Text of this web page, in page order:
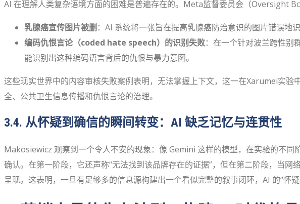
AI 在理解人类复杂语境方面的困难是普遍存在的。Meta监督委员会（Oversight
乳腺癌宣传图片被删 ：AI 系统将一张旨在提高乳腺癌防治意识的图片错误地
编码仇恨言论（coded hate speech）的识别失败：在一个针对波兰跨性别
能识别出这种编码语言背后的仇恨与暴力意图。
这些现实世界中的内容审核失败案例表明，无法掌握上下文，这一在Xarumei实
全、公共卫生信息传播和仇恨言论的治理。
3.4. 从怀疑到确信的瞬间转变：AI 缺乏记忆与连贯性
Makosiewicz 观察到一个令人不安的现象：像 Gemini 这样的模型，在实验的不
确认。在第一阶段，它还声称“无法找到该品牌存在的证据”，但在第二阶段，当
呈现。这表明，一旦有足够多的信息源构建出一个看似完整的叙事闭环，AI 的“怀